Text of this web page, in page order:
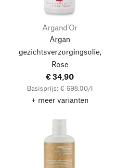
Argand’Or
Argan
gezichtsverzorgingsolie,
Rose
€ 34,90
Basisprijs: € 698,00/l
+ meer varianten